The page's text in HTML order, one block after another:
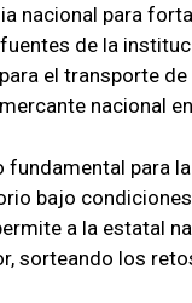
nacional para
de la
el transporte
nacional
fundamental para
bajo
a la estatal
sorteando los